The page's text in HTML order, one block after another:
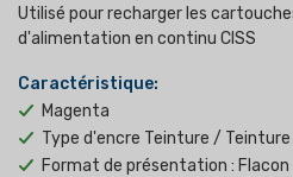
Utilisé pour recharger les
d'alimentation en continu CISS
Caractéristique:
Magenta
Type d'encre Teinture / Teinture
Format de présentation : Flacon